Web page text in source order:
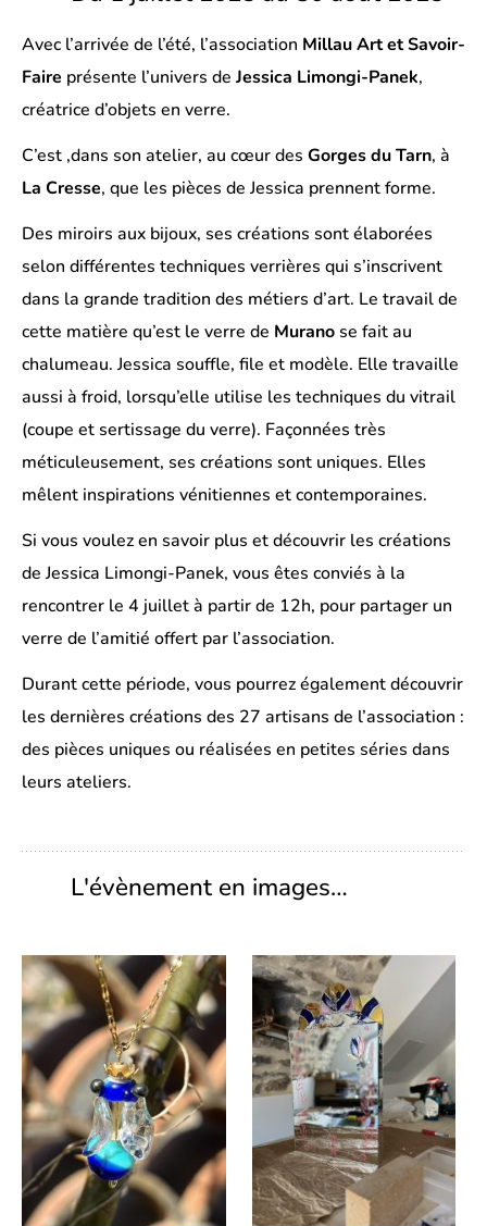
Avec l’arrivée de l’été, l’association Millau Art et Savoir-
Faire présente l’univers deJessica Limongi-Panek,
créatrice d’objets en verre.
C’est ,dans son atelier, au cœur des Gorges du Tarn, à
La Cresse, que les pièces de Jessica prennent forme.
Des miroirs aux bijoux, ses créations sont élaborées
selon différentes techniques verrières qui s’inscrivent
dans la grande tradition des métiers d’art. Le travail de
cette matière qu’est le verre de Muranose fait au
chalumeau. Jessica souffle, file et modèle. Elle travaille
aussi à froid, lorsqu’elle utilise les techniques du vitrail
(coupe et sertissage du verre). Façonnées très
méticuleusement, ses créations sont uniques. Elles
mêlent inspirations vénitiennes et contemporaines.
Si vous voulez en savoir plus et découvrir les créations
de Jessica Limongi-Panek, vous êtes conviés à la
rencontrer le 4 juillet à partir de 12h, pour partager un
verre de l’amitié offert par l’association.
Durant cette période, vous pourrez également découvrir
les dernières créations des 27 artisans de l’association :
des pièces uniques ou réalisées en petites séries dans
leurs ateliers.
L'évènement en images…